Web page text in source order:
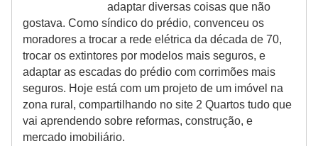
adaptar diversas coisas que não
gostava. Como síndico do prédio, convenceu os
moradores a trocar a rede elétrica da década de 70,
trocar os extintores por modelos mais seguros, e
adaptar as escadas do prédio com corrimões mais
seguros. Hoje está com um projeto de um imóvel na
zona rural, compartilhando no site 2 Quartos tudo que
vai aprendendo sobre reformas, construção, e
mercado imobiliário.